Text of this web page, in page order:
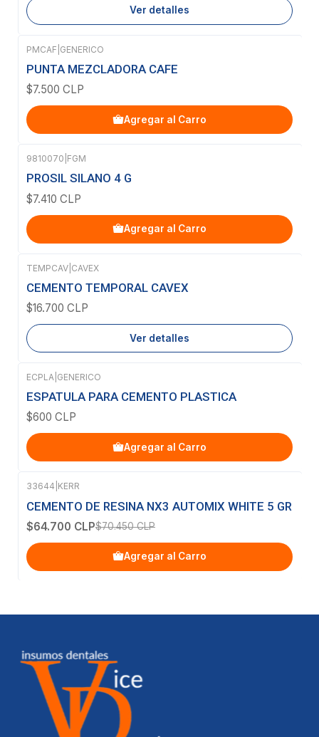
Ver detalles
PMCAF GENERICO
PUNTA MEZCLADORA CAFE
$7.500 CLP
Agregar al Carro
9810070 FGM
PROSIL SILANO 4 G
$7.410 CLP
Agregar al Carro
Agotado
TEMPCAV CAVEX
CEMENTO TEMPORAL CAVEX
$16.700 CLP
Ver detalles
ECPLA GENERICO
ESPATULA PARA CEMENTO PLASTICA
$600 CLP
Agregar al Carro
-8%OFF
33644 KERR
CEMENTO DE RESINA NX3 AUTOMIX WHITE 5 GR
$64.700 CLP$70.450 CLP
Agregar al Carro